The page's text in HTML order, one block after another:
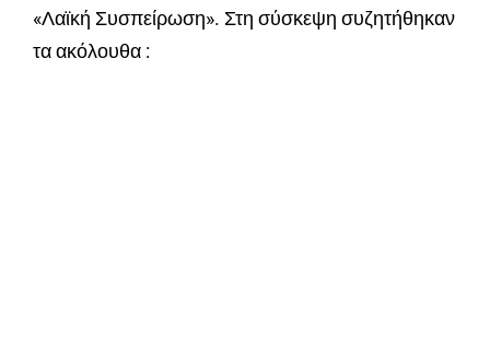
«Λαϊκή Συσπείρωση». Στη σύσκεψη συζητήθηκαν
τα ακόλουθα :